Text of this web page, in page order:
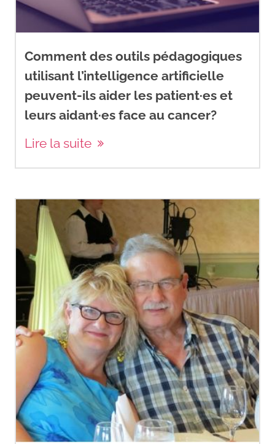
Comment des outils pédagogiques
utilisant l’intelligence artificielle
peuvent-ils aider les patient·es et
leurs aidant·es face au cancer?
Lire la suite